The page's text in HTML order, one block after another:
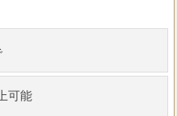
個室待機
掛け持ちOK